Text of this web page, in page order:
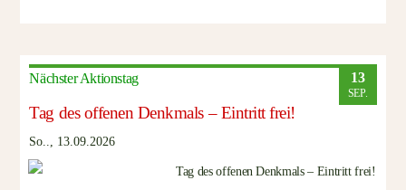
Nächster Aktionstag 13
SEP.
Tag des offenen Denkmals – Eintritt frei!
So.., 13.09.2026